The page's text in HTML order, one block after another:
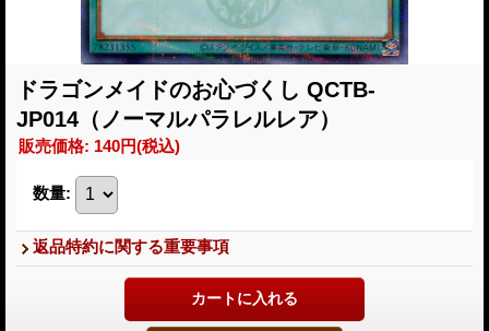
ドラゴンメイドのお心づくし QCTB-
JP014（ノーマルパラレルレア）
販売価格: 140円(税込)
数量:
返品特約に関する重要事項